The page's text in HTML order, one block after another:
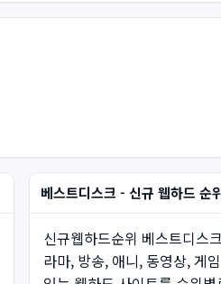
베스트디스크 - 신규 웹하드 순
신규웹하드순위 베스트디스
라마, 방송, 애니, 동영상, 게